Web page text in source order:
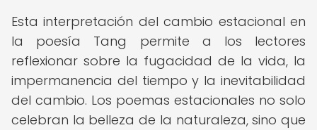
Esta interpretación del cambio estacional en
la poesía Tang permite a los lectores
reflexionar sobre la fugacidad de la vida, la
impermanencia del tiempo y la inevitabilidad
del cambio. Los poemas estacionales no solo
celebran la belleza de la naturaleza, sino que